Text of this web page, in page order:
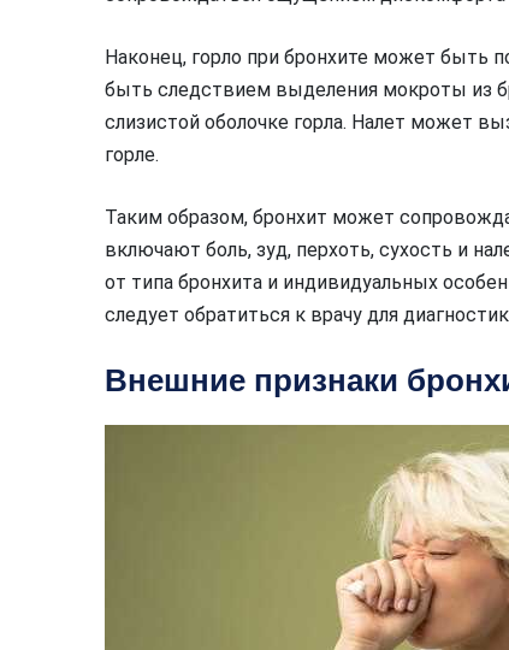
Наконец, горло при бронхите может быть
быть следствием выделения мокроты из
слизистой оболочке горла. Налет может
горле.
Таким образом, бронхит может
включают боль, зуд, перхоть, сухость и
от типа бронхита и индивидуальных
следует обратиться к врачу для
Внешние признаки